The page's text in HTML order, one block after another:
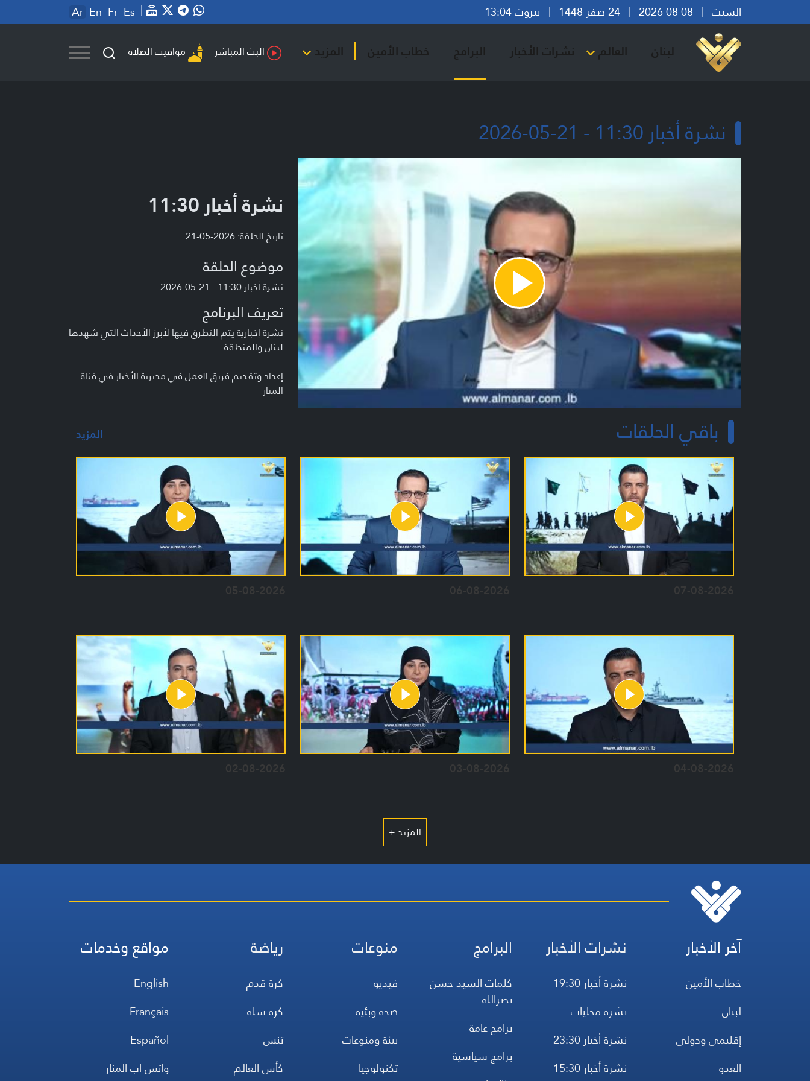
السبت بيروت 13:04 Ar En Fr Es
لبنان العالم نشرات الأخبار البرامج خطاب الأمين المزيد البث المباشر مواقيت الصلاة
نشرة أخبار 11:30 - 21-05-2026
Play
Video
نشرة أخبار 11:30
تاريخ الحلقة: 2026-05-21
موضوع الحلقة
نشرة أخبار 11:30 - 21-05-2026
تعريف البرنامج
نشرة إخبارية يتم التطرق فيها لأبرز الأحداث التي شهدها
لبنان والمنطقة.
إعداد وتقديم فريق العمل في مديرية الأخبار في قناة
المنار
باقي الحلقات المزيد
07-08-2026
06-08-2026
05-08-2026
04-08-2026
03-08-2026
02-08-2026
المزيد +
آخر الأخبار
خطاب الأمين
لبنان
إقليمي ودولي
العدو
نشرات الأخبار
نشرة أخبار 19:30
نشرة محليات
نشرة أخبار 23:30
نشرة أخبار 15:30
البرامج
كلمات السيد حسن
نصرالله
برامج عامة
برامج سياسية
منوعات
فيديو
صحة وبئية
بيئة ومنوعات
تكنولوجيا
رياضة
كرة قدم
كرة سلة
تنس
كأس العالم
مواقع وخدمات
English
Français
Español
واتس اب المنار